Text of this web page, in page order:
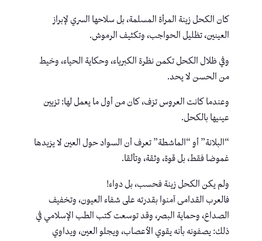
كان الكحل زينة المرأة المسلمة، بل سلاحها السري لإبراز
العينين، تظليل الحواجب، وتكثيف الرموش.
وفي ظلال الكحل تكمن نظرة الكبرياء، وحكاية الحياء، وخيط
من الحسن لا يحد.
وعندما كانت العروس تزف، كان من أول ما يعمل لها: تزيين
عينيها بالكحل.
“البلانة” أو “الماشطة” تعرف أن السواد حول العين لا يزيدها
غموضا فقط، بل قوة، وثقة، وتألقا.
ولم يكن الكحل زينة فحسب، بل دواء!
فالعرب القدامى آمنوا بقدرته على شفاء العيون، وتخفيف
الصداع، وحماية البصر، وقد توسعت كتب الطب الإسلامي في
ذلك: يصفونه بأنه يقوي الأعصاب، ويجلو العين، ويداوي